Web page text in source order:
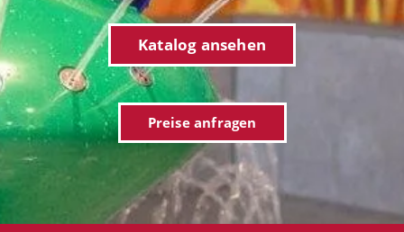
Katalog ansehen
Preise anfragen